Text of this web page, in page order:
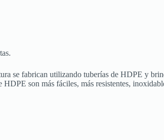
se fabrican utilizando tuberías de HDPE y
son más fáciles, más resistentes,